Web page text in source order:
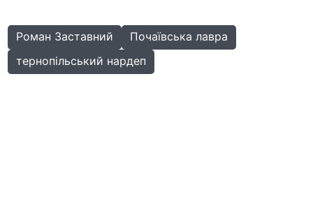
Роман Заставний
Почаївська лавра
тернопільський нардеп